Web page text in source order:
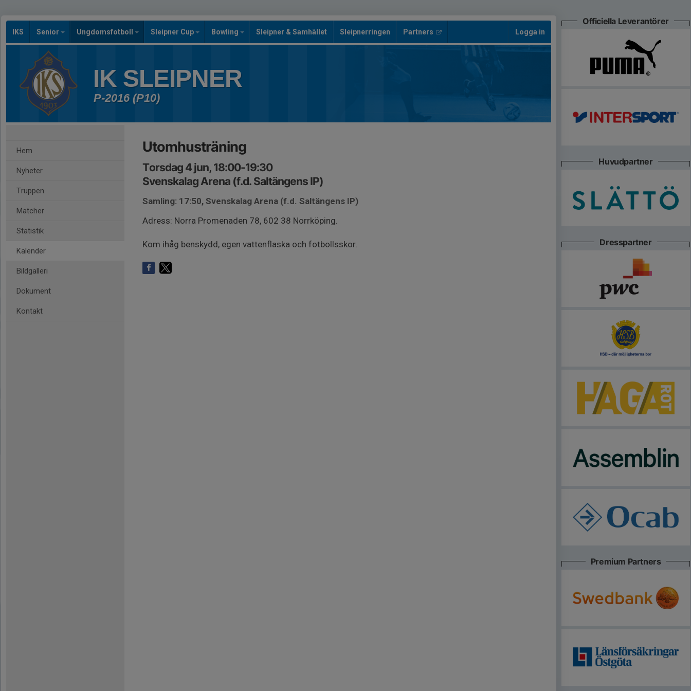
IKS Senior Ungdomsfotboll Sleipner Cup Bowling Sleipner & Samhället Sleipnerringen Partners Logga in
IK SLEIPNER
P-2016 (P10)
Hem
Nyheter
Truppen
Matcher
Statistik
Kalender
Bildgalleri
Dokument
Kontakt
Utomhusträning
Torsdag 4 jun, 18:00-19:30
Svenskalag Arena (f.d. Saltängens IP)
Samling: 17:50, Svenskalag Arena (f.d. Saltängens IP)
Adress: Norra Promenaden 78, 602 38 Norrköping.
Kom ihåg benskydd, egen vattenflaska och fotbollsskor.
Officiella Leverantörer
Huvudpartner
Dresspartner
Premium Partners